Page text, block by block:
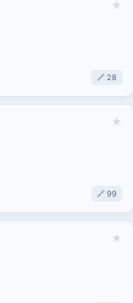
★
🔗 28
★
🔗 99
★